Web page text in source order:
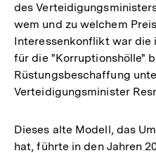
des
wem und zu welchem
Interessenkonflikt war die
für die "Korruptionshölle"
Rüstungsbeschaffung
Verteidigungsminister
Dieses alte Modell, das
hat, führte in den Jahren